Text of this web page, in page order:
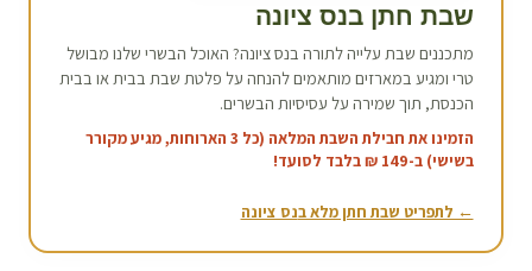
שבת חתן בנס ציונה
מתכננים שבת עלייה לתורה בנס ציונה? האוכל הבשרי שלנו מבושל
טרי ומגיע במארזים מותאמים להנחה על פלטת שבת בבית או בבית
הכנסת, תוך שמירה על עסיסיות הבשרים.
הזמינו את חבילת השבת המלאה (כל 3 הארוחות, מגיע מקורר
בשישי) ב-149 ₪ בלבד לסועד!
← לתפריט שבת חתן מלא בנס ציונה